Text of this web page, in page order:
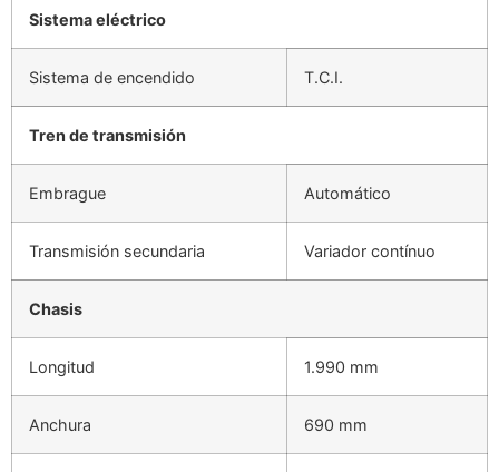
Sistema eléctrico
Sistema de encendido T.C.I.
Tren de transmisión
Embrague Automático
Transmisión secundaria Variador contínuo
Chasis
Longitud 1.990 mm
Anchura 690 mm